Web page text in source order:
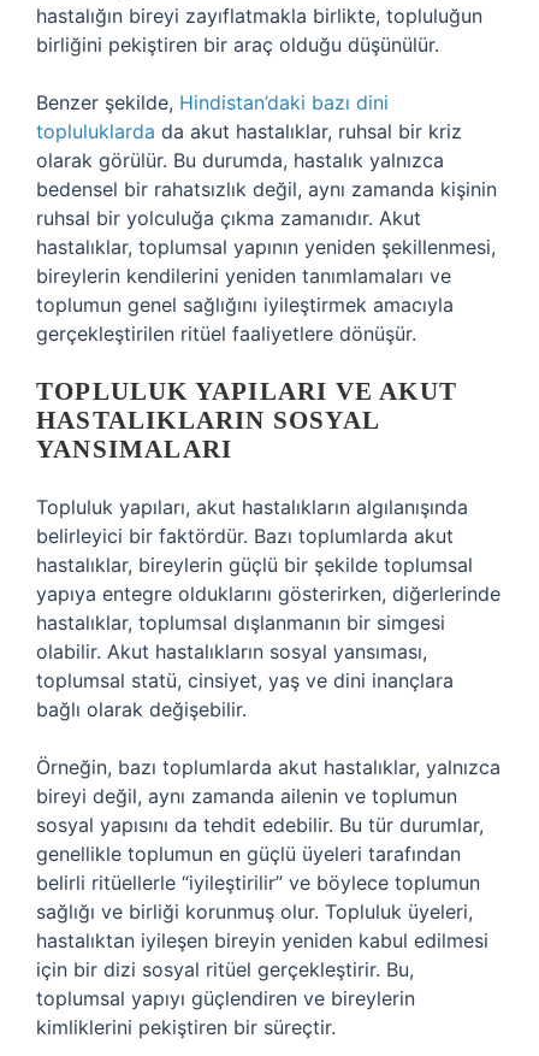
hastalığın bireyi zayıflatmakla birlikte, topluluğun
birliğini pekiştiren bir araç olduğu düşünülür.
Benzer şekilde, Hindistan’daki bazı dini
topluluklarda da akut hastalıklar, ruhsal bir kriz
olarak görülür. Bu durumda, hastalık yalnızca
bedensel bir rahatsızlık değil, aynı zamanda kişinin
ruhsal bir yolculuğa çıkma zamanıdır. Akut
hastalıklar, toplumsal yapının yeniden şekillenmesi,
bireylerin kendilerini yeniden tanımlamaları ve
toplumun genel sağlığını iyileştirmek amacıyla
gerçekleştirilen ritüel faaliyetlere dönüşür.
TOPLULUK YAPILARI VE AKUT
HASTALIKLARIN SOSYAL
YANSIMALARI
Topluluk yapıları, akut hastalıkların algılanışında
belirleyici bir faktördür. Bazı toplumlarda akut
hastalıklar, bireylerin güçlü bir şekilde toplumsal
yapıya entegre olduklarını gösterirken, diğerlerinde
hastalıklar, toplumsal dışlanmanın bir simgesi
olabilir. Akut hastalıkların sosyal yansıması,
toplumsal statü, cinsiyet, yaş ve dini inançlara
bağlı olarak değişebilir.
Örneğin, bazı toplumlarda akut hastalıklar, yalnızca
bireyi değil, aynı zamanda ailenin ve toplumun
sosyal yapısını da tehdit edebilir. Bu tür durumlar,
genellikle toplumun en güçlü üyeleri tarafından
belirli ritüellerle “iyileştirilir” ve böylece toplumun
sağlığı ve birliği korunmuş olur. Topluluk üyeleri,
hastalıktan iyileşen bireyin yeniden kabul edilmesi
için bir dizi sosyal ritüel gerçekleştirir. Bu,
toplumsal yapıyı güçlendiren ve bireylerin
kimliklerini pekiştiren bir süreçtir.